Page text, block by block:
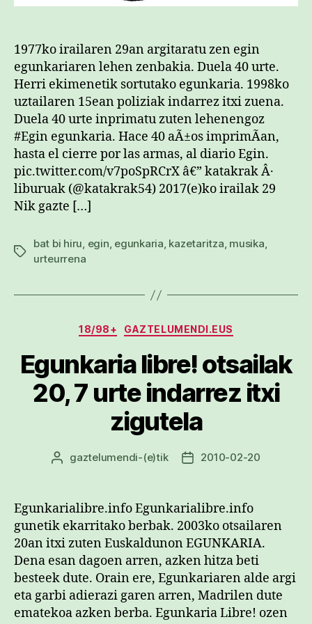
1977ko irailaren 29an argitaratu zen egin
egunkariaren lehen zenbakia. Duela 40 urte.
Herri ekimenetik sortutako egunkaria. 1998ko
uztailaren 15ean poliziak indarrez itxi zuena.
Duela 40 urte inprimatu zuten lehenengoz
#Egin egunkaria. Hace 40 aÃ±os imprimÃ­an,
hasta el cierre por las armas, al diario Egin.
pic.twitter.com/v7poSpRCrX â€” katakrak Â·
liburuak (@katakrak54) 2017(e)ko irailak 29
Nik gazte […]
Etiketak
bat bi hiru, egin, egunkaria, kazetaritza, musika,
urteurrena
Kategoriak
18/98+ GAZTELUMENDI.EUS
Egunkaria libre! otsailak
20, 7 urte indarrez itxi
zigutela
Argitalpenaren
gaztelumendi-(e)tik
Argitalpenaren
2010-02-20
Egunkarialibre.info Egunkarialibre.info
gunetik ekarritako berbak. 2003ko otsailaren
20an itxi zuten Euskaldunon EGUNKARIA.
Dena esan dagoen arren, azken hitza beti
besteek dute. Orain ere, Egunkariaren alde argi
eta garbi adierazi garen arren, Madrilen dute
ematekoa azken berba. Egunkaria Libre! ozen